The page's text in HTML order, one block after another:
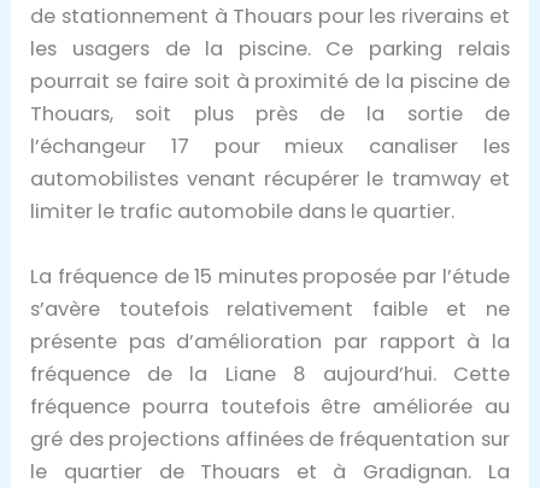
de stationnement à Thouars pour les riverains et
les usagers de la piscine. Ce parking relais
pourrait se faire soit à proximité de la piscine de
Thouars, soit plus près de la sortie de
l’échangeur 17 pour mieux canaliser les
automobilistes venant récupérer le tramway et
limiter le trafic automobile dans le quartier.
La fréquence de 15 minutes proposée par l’étude
s’avère toutefois relativement faible et ne
présente pas d’amélioration par rapport à la
fréquence de la Liane 8 aujourd’hui. Cette
fréquence pourra toutefois être améliorée au
gré des projections affinées de fréquentation sur
le quartier de Thouars et à Gradignan. La